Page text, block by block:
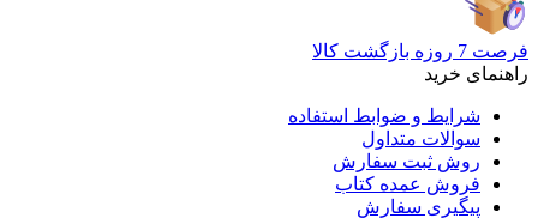
فرصت 7 روزه بازگشت کالا
راهنمای خرید
شرایط و ضوابط استفاده
سوالات متداول
روش ثبت سفارش
فروش عمده کتاب
پیگیری سفارش